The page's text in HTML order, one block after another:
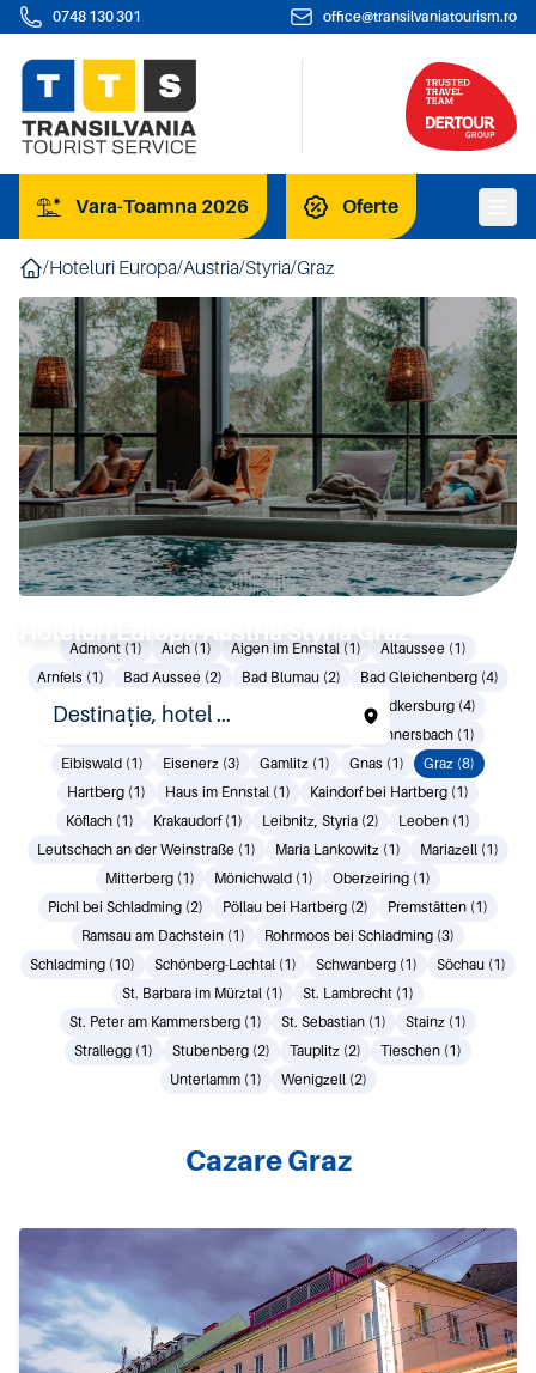
0748 130 301 office@transilvaniatourism.ro
Vara-Toamna 2026 Oferte
/Hoteluri Europa/Austria/Styria/Graz
Hoteluri Europa Austria Styria Graz
Admont (1) Aich (1) Aigen im Ennstal (1)
Altaussee (1)
Arnfels (1)
Bad Aussee (2) Bad Blumau (2)
Bad Gleichenberg (4)
Bad Loipersdorf (1)
Bad Mitterndorf (2)
Bad Radkersburg (4)
Donnersbach (1)
Eibiswald (1)
Eisenerz (3) Gamlitz (1) Gnas (1)
Graz (8)
Hartberg (1)
Haus im Ennstal (1)
Kaindorf bei Hartberg (1)
Köflach (1)
Krakaudorf (1) Leibnitz, Styria (2)
Leoben (1)
Leutschach an der Weinstraße (1)
Maria Lankowitz (1)
Mariazell (1)
Mitterberg (1)
Mönichwald (1)
Oberzeiring (1)
Pichl bei Schladming (2)
Pöllau bei Hartberg (2)
Premstätten (1)
Ramsau am Dachstein (1)
Rohrmoos bei Schladming (3)
Schladming (10)
Schönberg-Lachtal (1) Schwanberg (1)
Söchau (1)
St. Barbara im Mürztal (1)
St. Lambrecht (1)
St. Peter am Kammersberg (1)
St. Sebastian (1)
Stainz (1)
Strallegg (1)
Stubenberg (2) Tauplitz (2)
Tieschen (1)
Unterlamm (1)
Wenigzell (2)
Cazare Graz